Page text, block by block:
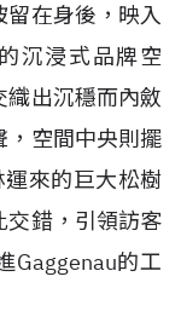
在身後，映入
沉浸式品牌空
織出沉穩而內斂
，空間中央則擺
來的巨大松樹
交錯，引領訪客
Gaggenau的工